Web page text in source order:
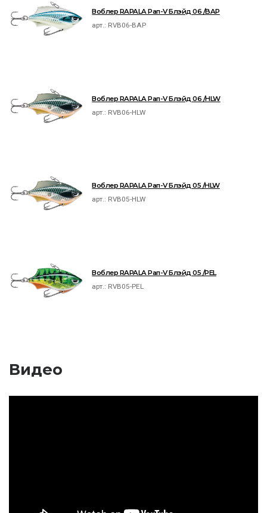
Воблер RAPALA Рап-V Блэйд 06 /BAP
арт.: RVB06-BAP
Воблер RAPALA Рап-V Блэйд 06 /HLW
арт.: RVB06-HLW
Воблер RAPALA Рап-V Блэйд 05 /HLW
арт.: RVB05-HLW
Воблер RAPALA Рап-V Блэйд 05 /PEL
арт.: RVB05-PEL
Видео